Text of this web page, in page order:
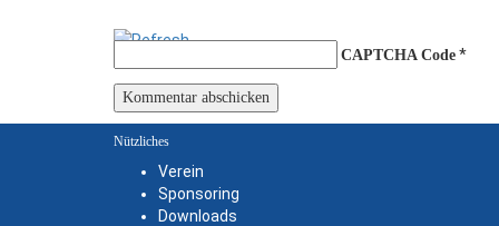
CAPTCHA Code *
Nützliches
Verein
Sponsoring
Downloads